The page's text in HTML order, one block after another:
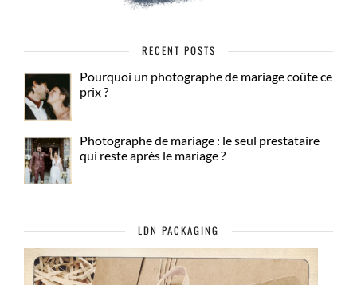
RECENT POSTS
Pourquoi un photographe de mariage coûte ce
prix ?
Photographe de mariage : le seul prestataire
qui reste après le mariage ?
LDN PACKAGING